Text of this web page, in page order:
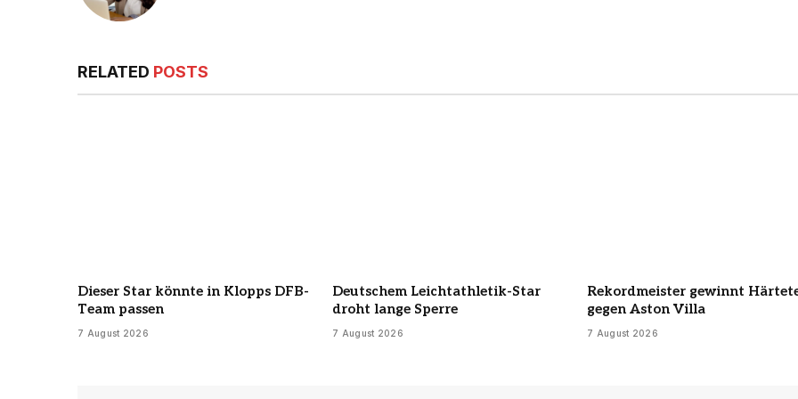
RELATED POSTS
Dieser Star könnte in Klopps DFB-
Team passen
7 August 2026
Deutschem Leichtathletik-Star
droht lange Sperre
7 August 2026
Rekordmeister gewinnt
gegen Aston Villa
7 August 2026